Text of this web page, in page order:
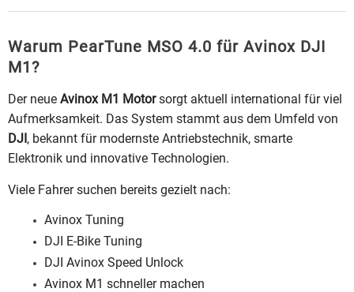
Warum PearTune MSO 4.0 für Avinox DJI
M1?
Der neue Avinox M1 Motorsorgt aktuell international für viel
Aufmerksamkeit. Das System stammt aus dem Umfeld von
DJI , bekannt für modernste Antriebstechnik, smarte
Elektronik und innovative Technologien.
Viele Fahrer suchen bereits gezielt nach:
Avinox Tuning
DJI E-Bike Tuning
DJI Avinox Speed Unlock
Avinox M1 schneller machen